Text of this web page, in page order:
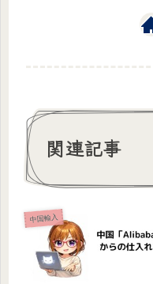
関連記事
中国輸入